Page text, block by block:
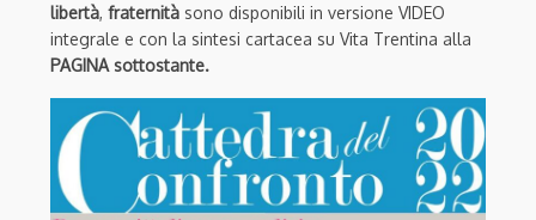
libertà, fraternità sono disponibili in versione VIDEO
integrale e con la sintesi cartacea su Vita Trentina alla
PAGINA sottostante.